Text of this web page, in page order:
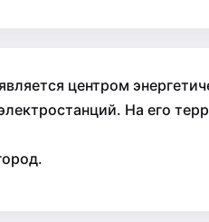
центром
На его